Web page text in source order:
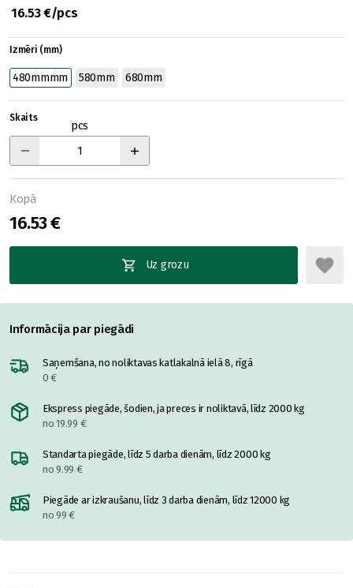
16.53 €/pcs
Izmēri (mm)
480mmmm 580mm 680mm
Skaits
pcs
Kopā
16.53 €
Uz grozu
Informācija par piegādi
Saņemšana, no noliktavas katlakalnā ielā 8, rīgā
0 €
Ekspress piegāde, šodien, ja preces ir noliktavā, līdz 2000 kg
no 19.99 €
Standarta piegāde, līdz 5 darba dienām, līdz 2000 kg
no 9.99 €
Piegāde ar izkraušanu, līdz 3 darba dienām, līdz 12000 kg
no 99 €